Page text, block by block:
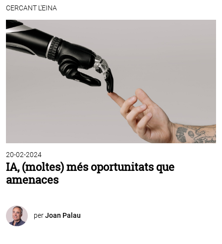
CERCANT L'EINA
20-02-2024
IA, (moltes) més oportunitats que
amenaces
perJoan Palau